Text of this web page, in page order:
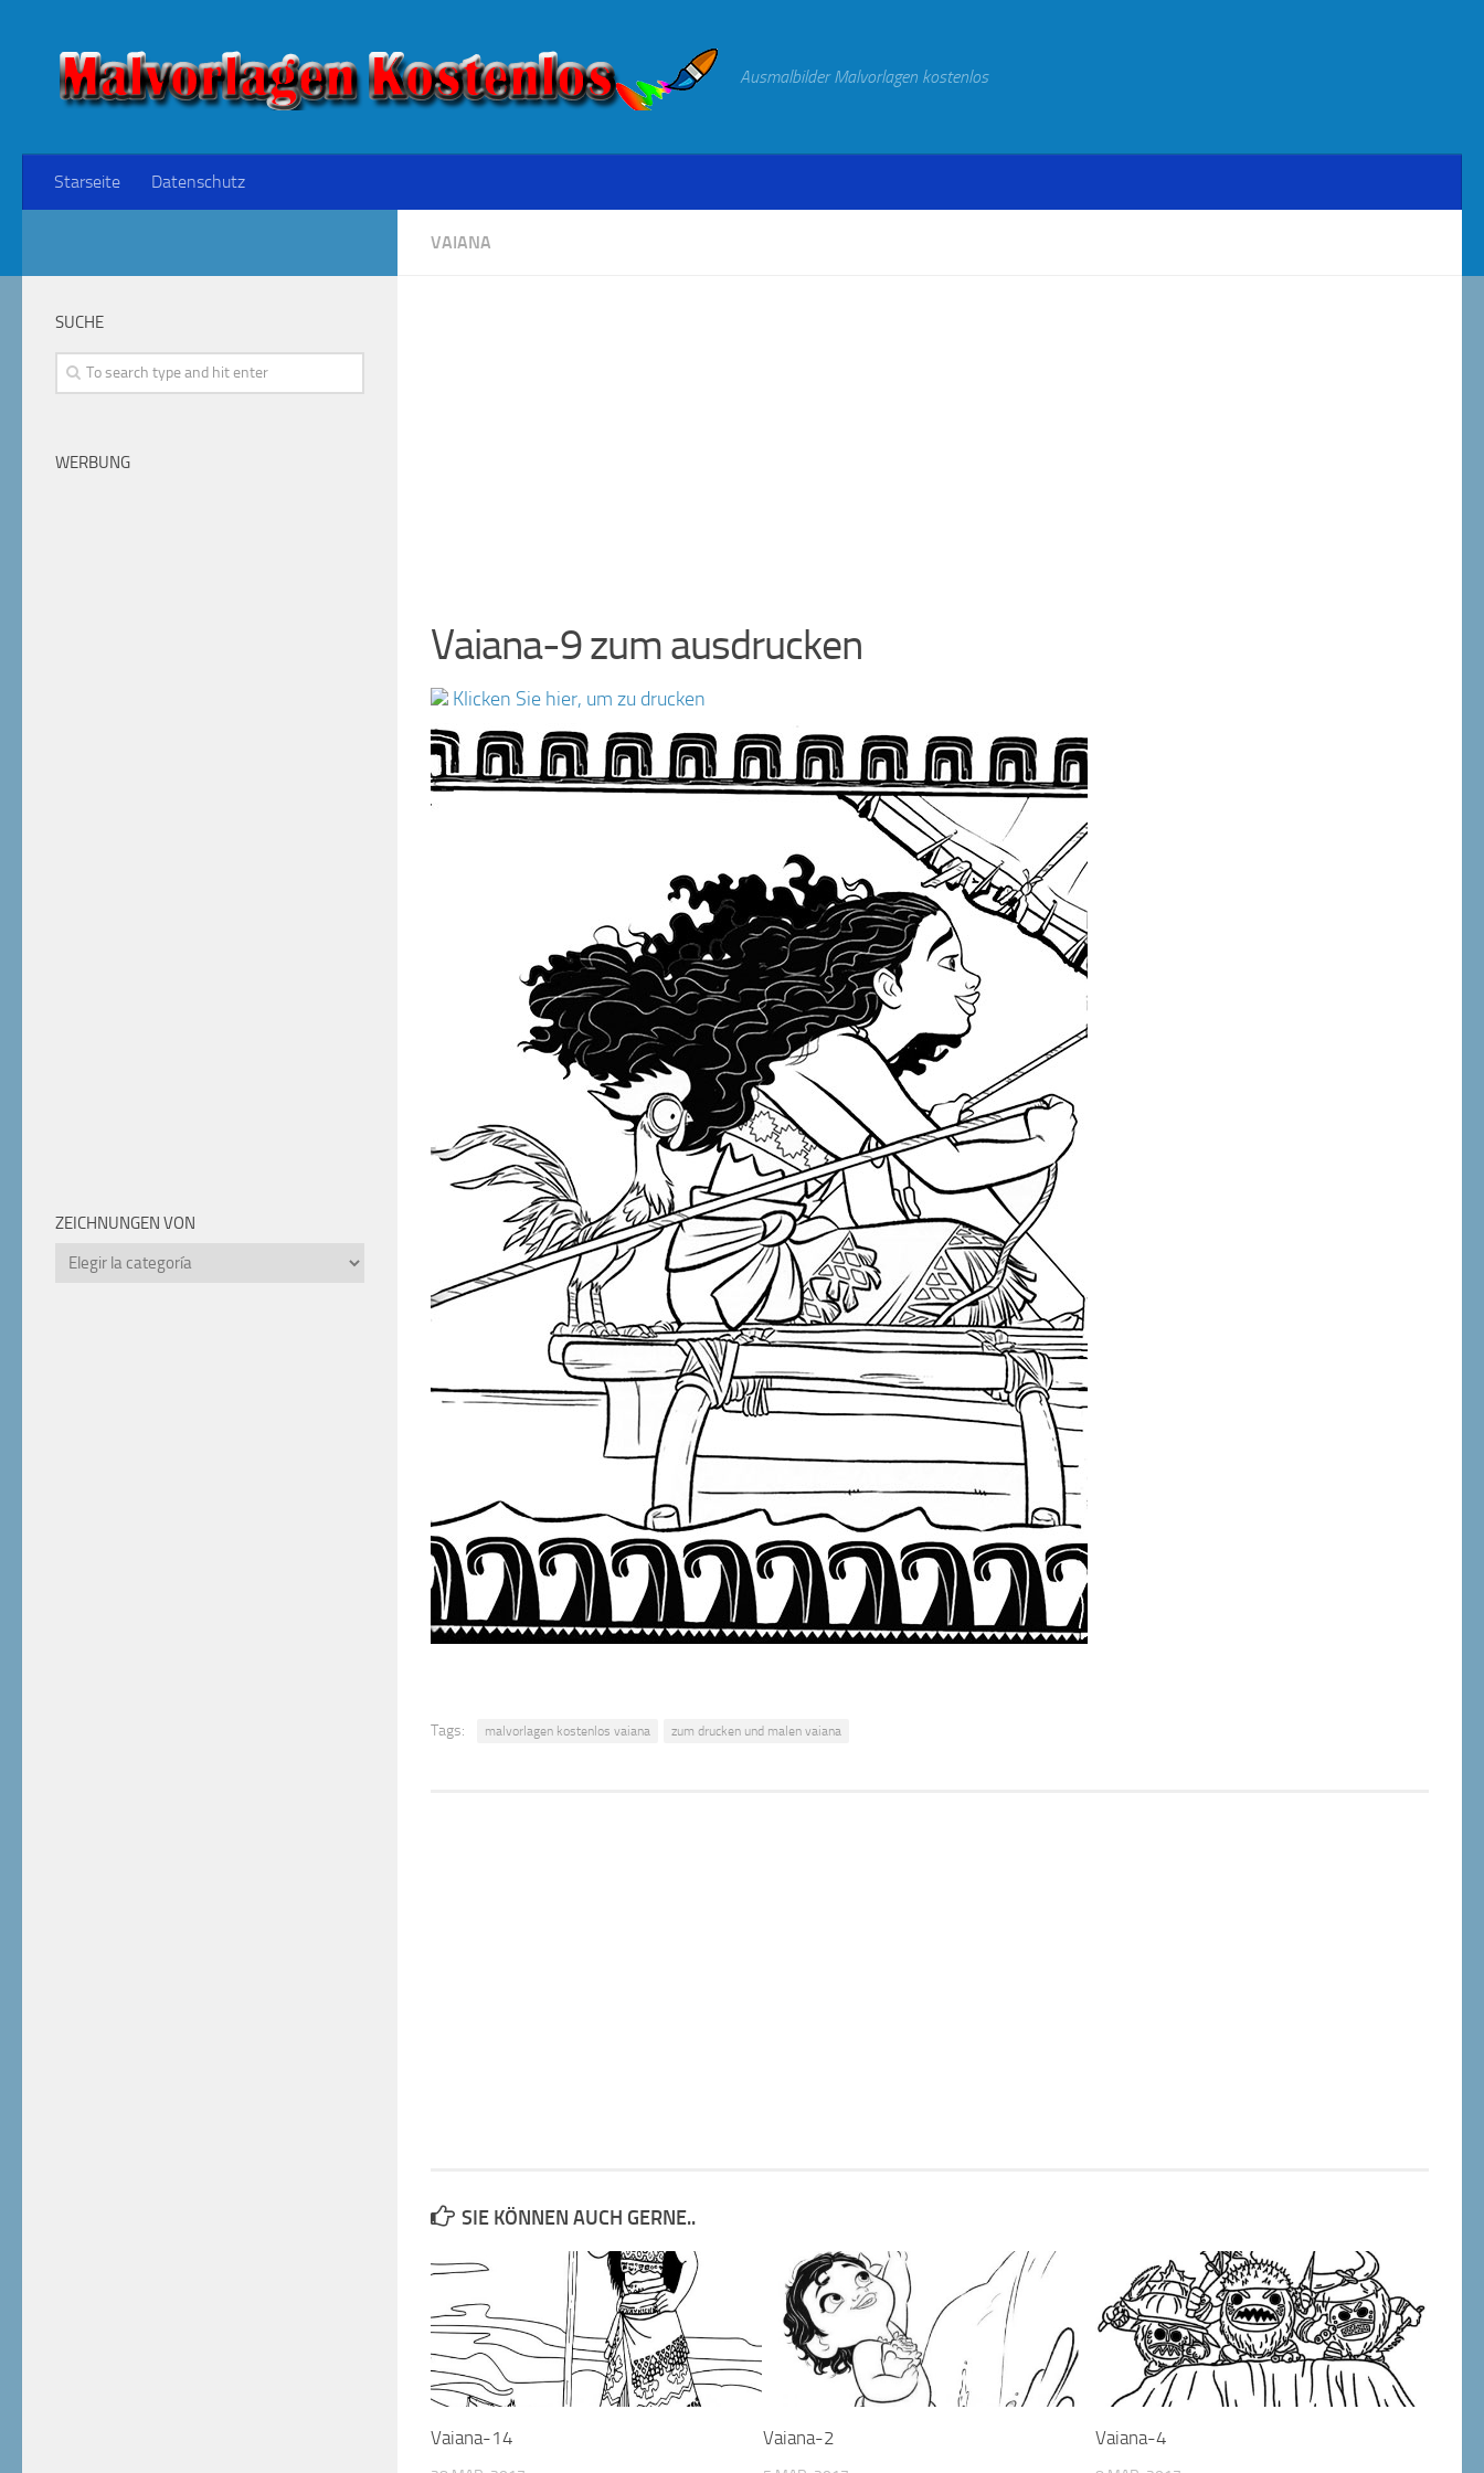
Ausmalbilder Malvorlagen kostenlos
Starseite Datenschutz
VAIANA
Vaiana-9 zum ausdrucken
Klicken Sie hier, um zu drucken
Tags: malvorlagen kostenlos vaiana zum drucken und malen vaiana
SIE KÖNNEN AUCH GERNE..
Vaiana-14 Vaiana-2 Vaiana-4
SUCHE
WERBUNG
ZEICHNUNGEN VON
Zeichnungen